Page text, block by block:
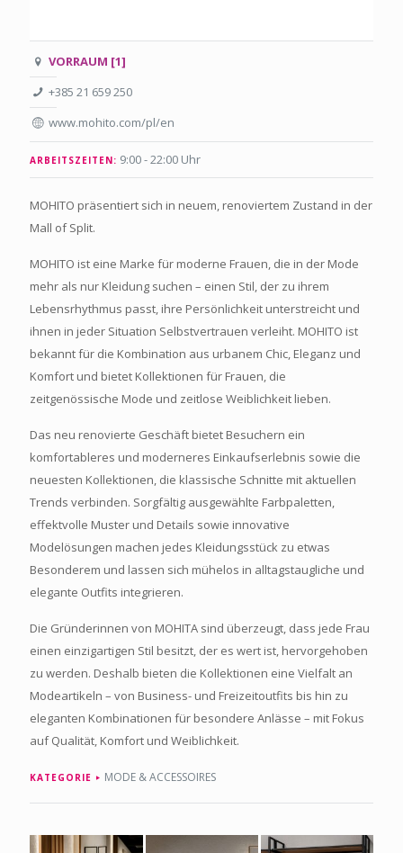
VORRAUM [1]
+385 21 659 250
www.mohito.com/pl/en
ARBEITSZEITEN: 9:00 - 22:00 Uhr
MOHITO präsentiert sich in neuem, renoviertem Zustand in der
Mall of Split.
MOHITO ist eine Marke für moderne Frauen, die in der Mode
mehr als nur Kleidung suchen – einen Stil, der zu ihrem
Lebensrhythmus passt, ihre Persönlichkeit unterstreicht und
ihnen in jeder Situation Selbstvertrauen verleiht. MOHITO ist
bekannt für die Kombination aus urbanem Chic, Eleganz und
Komfort und bietet Kollektionen für Frauen, die
zeitgenössische Mode und zeitlose Weiblichkeit lieben.
Das neu renovierte Geschäft bietet Besuchern ein
komfortableres und moderneres Einkaufserlebnis sowie die
neuesten Kollektionen, die klassische Schnitte mit aktuellen
Trends verbinden. Sorgfältig ausgewählte Farbpaletten,
effektvolle Muster und Details sowie innovative
Modelösungen machen jedes Kleidungsstück zu etwas
Besonderem und lassen sich mühelos in alltagstaugliche und
elegante Outfits integrieren.
Die Gründerinnen von MOHITA sind überzeugt, dass jede Frau
einen einzigartigen Stil besitzt, der es wert ist, hervorgehoben
zu werden. Deshalb bieten die Kollektionen eine Vielfalt an
Modeartikeln – von Business- und Freizeitoutfits bis hin zu
eleganten Kombinationen für besondere Anlässe – mit Fokus
auf Qualität, Komfort und Weiblichkeit.
KATEGORIE MODE & ACCESSOIRES